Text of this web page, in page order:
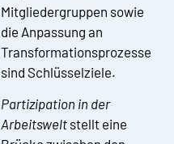
Mitgliedergruppen sowie
die Anpassung an
Transformationsprozesse
sind Schlüsselziele.
Partizipation in der
Arbeitswelt stellt eine